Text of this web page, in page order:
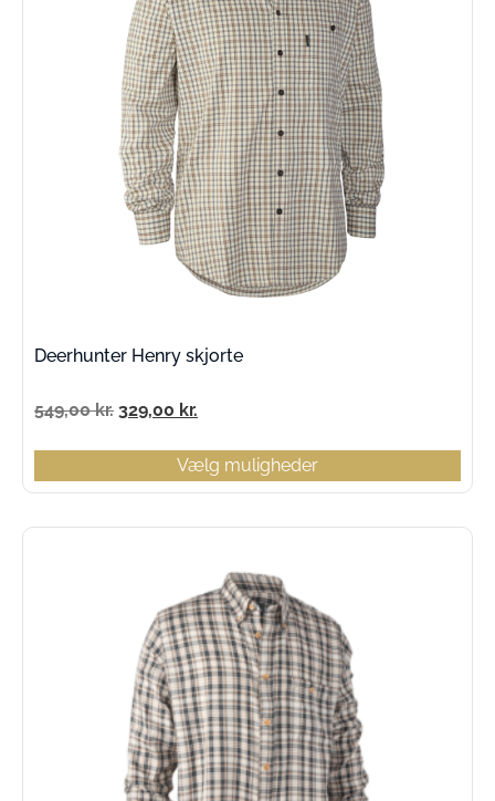
Deerhunter Henry skjorte
549,00kr. 329,00 kr.
Vælg muligheder